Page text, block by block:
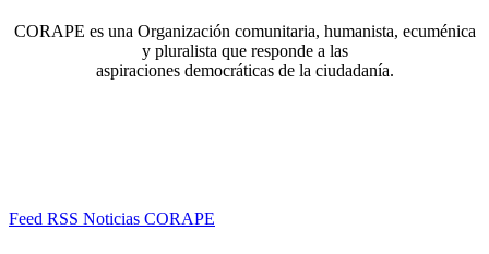
CORAPE es una Organización comunitaria, humanista, ecuménica
y pluralista que responde a las
aspiraciones democráticas de la ciudadanía.
Feed RSS Noticias CORAPE